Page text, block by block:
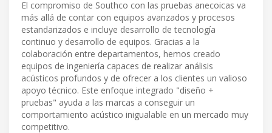
El compromiso de Southco con las pruebas anecoicas va
más allá de contar con equipos avanzados y procesos
estandarizados e incluye desarrollo de tecnología
continuo y desarrollo de equipos. Gracias a la
colaboración entre departamentos, hemos creado
equipos de ingeniería capaces de realizar análisis
acústicos profundos y de ofrecer a los clientes un valioso
apoyo técnico. Este enfoque integrado "diseño +
pruebas" ayuda a las marcas a conseguir un
comportamiento acústico inigualable en un mercado muy
competitivo.